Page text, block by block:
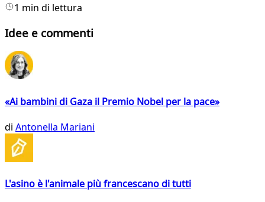
1 min di lettura
Idee e commenti
«Ai bambini di Gaza il Premio Nobel per la pace»
di Antonella Mariani
L'asino è l'animale più francescano di tutti